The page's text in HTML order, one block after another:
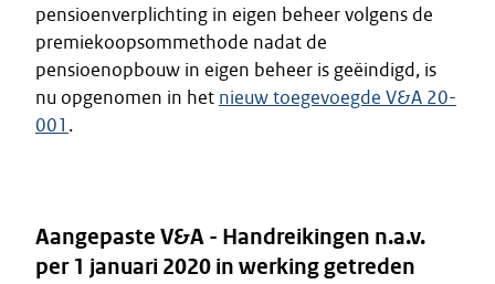
pensioenverplichting in eigen beheer volgens de
premiekoopsommethode nadat de
pensioenopbouw in eigen beheer is geëindigd, is
nu opgenomen in het nieuw toegevoegde V&A 20-
001 .
Aangepaste V&A - Handreikingen n.a.v.
per 1 januari 2020 in werking getreden